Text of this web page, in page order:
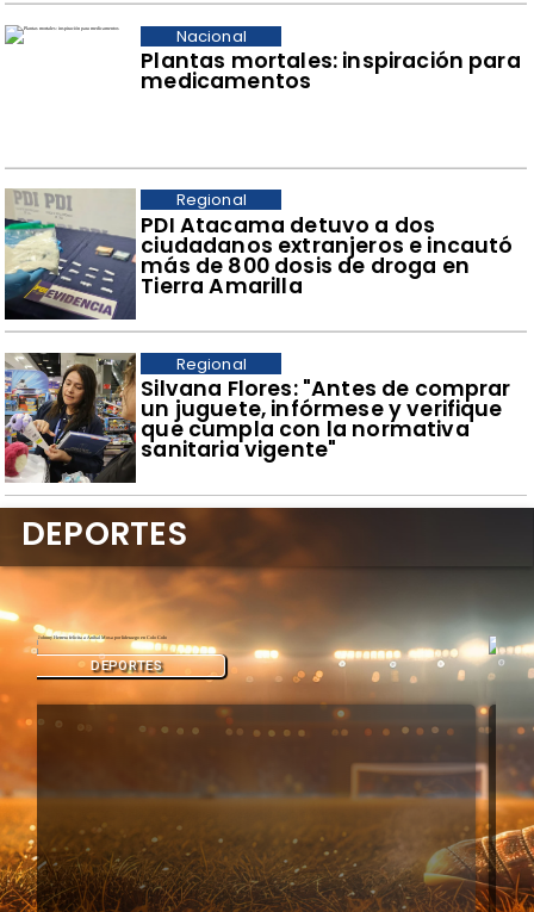
Plantas mortales: inspiración para
medicamentos
Nacional
​PDI Atacama detuvo a dos
ciudadanos extranjeros e incautó
más de 800 dosis de droga en
Tierra Amarilla
Regional
​Silvana Flores: "Antes de comprar
un juguete, infórmese y verifique
que cumpla con la normativa
sanitaria vigente"
Regional
DEPORTES
DEPORTES